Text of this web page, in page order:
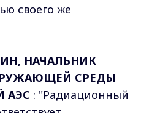
своего же
НАЧАЛЬНИК
СРЕДЫ
АЭС : "Радиационный